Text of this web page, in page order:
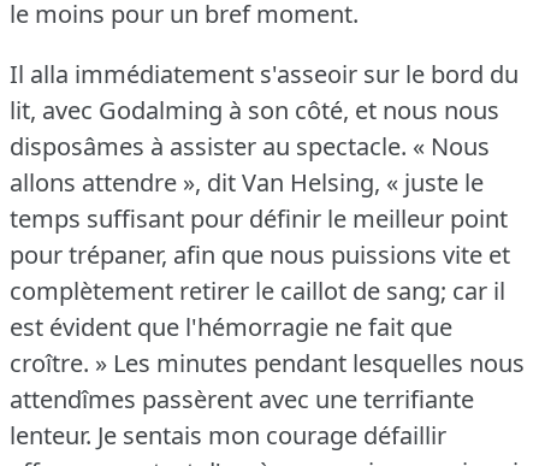
le moins pour un bref moment.
Il alla immédiatement s'asseoir sur le bord du
lit, avec Godalming à son côté, et nous nous
disposâmes à assister au spectacle. « Nous
allons attendre », dit Van Helsing, « juste le
temps suffisant pour définir le meilleur point
pour trépaner, afin que nous puissions vite et
complètement retirer le caillot de sang; car il
est évident que l'hémorragie ne fait que
croître. » Les minutes pendant lesquelles nous
attendîmes passèrent avec une terrifiante
lenteur. Je sentais mon courage défaillir